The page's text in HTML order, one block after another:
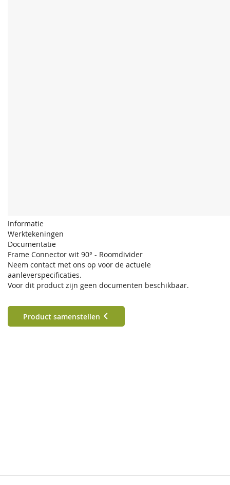
Informatie
Werktekeningen
Documentatie
Frame Connector wit 90° - Roomdivider
Neem contact met ons op voor de actuele
aanleverspecificaties.
Voor dit product zijn geen documenten beschikbaar.
Product samenstellen